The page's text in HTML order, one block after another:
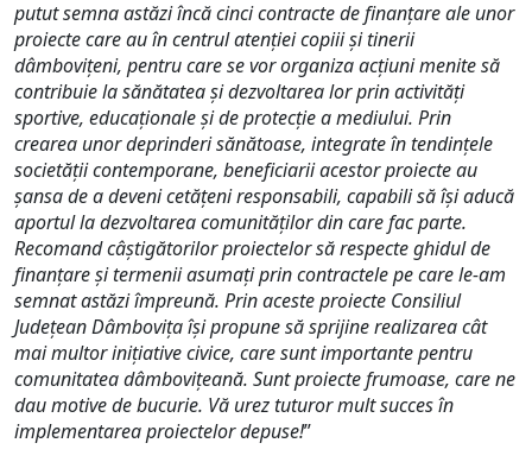
putut semna astăzi încă cinci contracte de finanțare ale unor
proiecte care au în centrul atenției copiii și tinerii
dâmbovițeni, pentru care se vor organiza acțiuni menite să
contribuie la sănătatea și dezvoltarea lor prin activități
sportive, educaționale și de protecție a mediului. Prin
crearea unor deprinderi sănătoase, integrate în tendințele
societății contemporane, beneficiarii acestor proiecte au
șansa de a deveni cetățeni responsabili, capabili să își aducă
aportul la dezvoltarea comunităților din care fac parte.
Recomand câștigătorilor proiectelor să respecte ghidul de
finanțare și termenii asumați prin contractele pe care le-am
semnat astăzi împreună. Prin aceste proiecte Consiliul
Județean Dâmbovița își propune să sprijine realizarea cât
mai multor inițiative civice, care sunt importante pentru
comunitatea dâmbovițeană. Sunt proiecte frumoase, care ne
dau motive de bucurie. Vă urez tuturor mult succes în
implementarea proiectelor depuse!”